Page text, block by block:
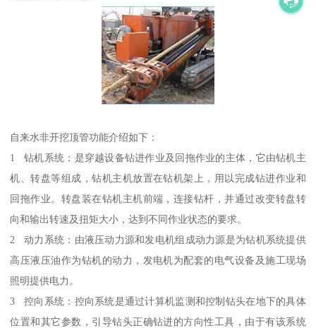
自来水非开挖顶管功能介绍如下：
1 钻机系统：是穿越设备钻进作业及回拖作业的主体，它由钻机主
机、转盘等组成，钻机主机放置在钻机架上，用以完成钻进作业和
回拖作业。转盘装在钻机主机前端，连接钻杆，并通过改变转盘转
向和输出转速及扭矩大小，达到不同作业状态的要求。
2 动力系统：由液压动力源和发电机组成动力源是为钻机系统提供
高压液压油作为钻机的动力，发电机为配套的电气设备及施工现场
照明提供电力。
3 控向系统：控向系统是通过计算机监测和控制钻头在地下的具体
位置和其它参数，引导钻头正确钻进的方向性工具，由于有该系统